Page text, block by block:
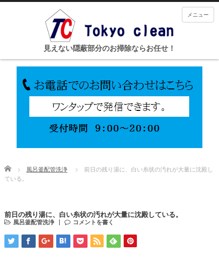
見えない隠蔽部分のお掃除ならお任せ！
メニュー
Home 風呂釜配管洗浄
前日の残り湯に、白い糸状の汚れが大量に沈殿し
ている。
前日の残り湯に、白い糸状の汚れが大量に沈殿している。
風呂釜配管洗浄 コメントを書く